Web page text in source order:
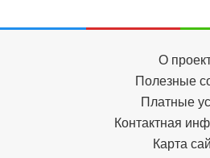
О
Полезные
Платные
Контактная
Карта